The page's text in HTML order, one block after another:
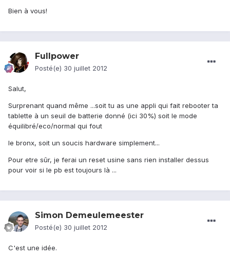
Bien à vous!
Fullpower
Posté(e) 30 juillet 2012
Salut,
Surprenant quand même ...soit tu as une appli qui fait rebooter ta
tablette à un seuil de batterie donné (ici 30%) soit le mode
équilibré/eco/normal qui fout
le bronx, soit un soucis hardware simplement...
Pour etre sûr, je ferai un reset usine sans rien installer dessus
pour voir si le pb est toujours là ...
Simon Demeulemeester
Posté(e) 30 juillet 2012
C'est une idée.